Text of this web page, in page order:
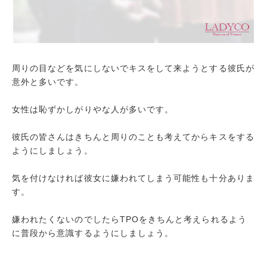
周りの目などを気にしないでキスをして来ようとする彼氏が
意外と多いです。
女性は恥ずかしがりやな人が多いです。
彼氏の皆さんはきちんと周りのことも考えてからキスをする
ようにしましょう。
気を付けなければ彼女に嫌われてしまう可能性も十分ありま
す。
嫌われたくないのでしたらTPOをきちんと考えられるよう
に普段から意識するようにしましょう。